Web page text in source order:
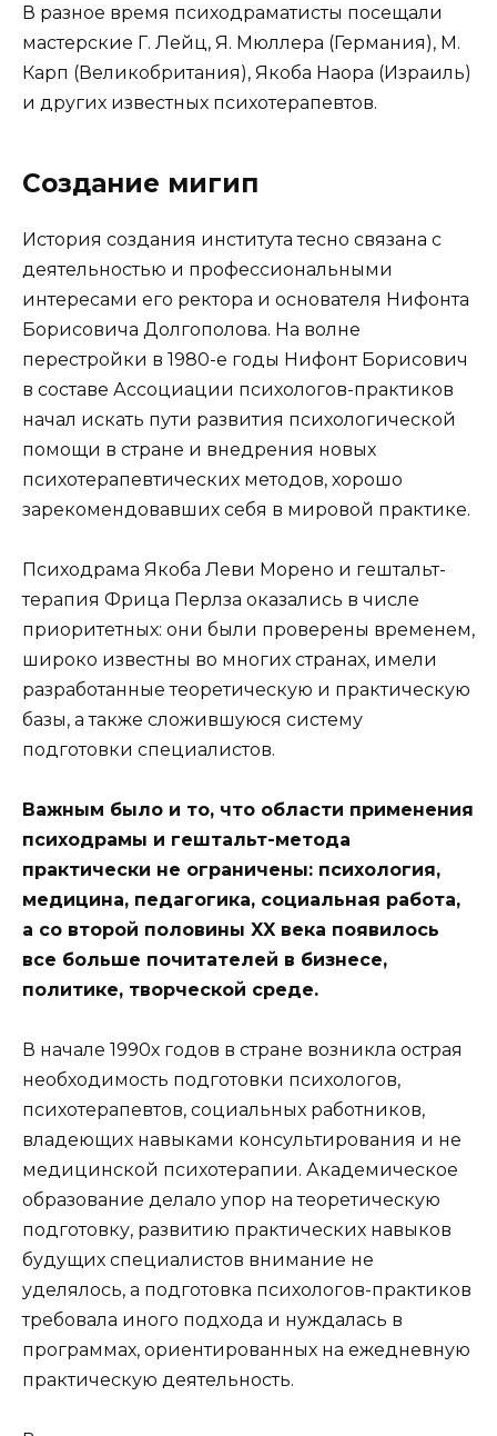
В разное время психодраматисты посещали
мастерские Г. Лейц, Я. Мюллера (Германия), М.
Карп (Великобритания), Якоба Наора (Израиль)
и других известных психотерапевтов.
Создание мигип
История создания института тесно связана с
деятельностью и профессиональными
интересами его ректора и основателя Нифонта
Борисовича Долгополова. На волне
перестройки в 1980-е годы Нифонт Борисович
в составе Ассоциации психологов-практиков
начал искать пути развития психологической
помощи в стране и внедрения новых
психотерапевтических методов, хорошо
зарекомендовавших себя в мировой практике.
Психодрама Якоба Леви Морено и гештальт-
терапия Фрица Перлза оказались в числе
приоритетных: они были проверены временем,
широко известны во многих странах, имели
разработанные теоретическую и практическую
базы, а также сложившуюся систему
подготовки специалистов.
Важным было и то, что области применения
психодрамы и гештальт-метода
практически не ограничены: психология,
медицина, педагогика, социальная работа,
а со второй половины XX века появилось
все больше почитателей в бизнесе,
политике, творческой среде.
В начале 1990х годов в стране возникла острая
необходимость подготовки психологов,
психотерапевтов, социальных работников,
владеющих навыками консультирования и не
медицинской психотерапии. Академическое
образование делало упор на теоретическую
подготовку, развитию практических навыков
будущих специалистов внимание не
уделялось, а подготовка психологов-практиков
требовала иного подхода и нуждалась в
программах, ориентированных на ежедневную
практическую деятельность.